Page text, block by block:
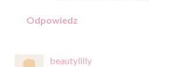
Odpowiedz
beautylilly